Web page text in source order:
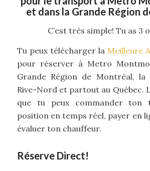
et dans la Grande Région
C’est très simple! Tu as 3
Tu peux télécharger la Meilleure
pour réserver à Metro
Grande Région de Montréal, la
Rive-Nord et partout au Québec.
que tu peux commander ton
position en temps réel, payer en
évaluer ton chauffeur.
Réserve Direct!